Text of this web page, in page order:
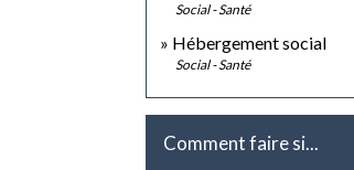
Social - Santé
Hébergement social
Social - Santé
Comment faire si...